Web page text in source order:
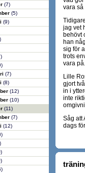
(7)
(5)
(9)
(7)
(8)
(12)
(10)
(11)
(7)
(12)
vara så
jag vet
behövt
han
sig för
trots
vara på.
Lille
gjort
in i
inte
Såg att
dags